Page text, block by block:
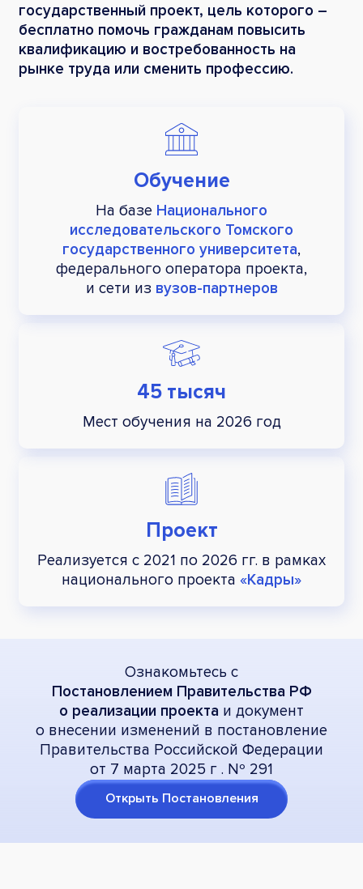
государственный проект, цель которого –
бесплатно помочь гражданам повысить
квалификацию и востребованность на
рынке труда или сменить профессию.
Обучение
На базе Национального
исследовательского Томского
государственного университета,
федерального оператора проекта,
и сети из вузов-партнеров
45 тысяч
Мест обучения на 2026 год
Проект
Реализуется с 2021 по 2026 гг. в рамках
национального проекта «Кадры»
Ознакомьтесь с
Постановлением Правительства РФ
о реализации проекта и документ
о внесении изменений в постановление
Правительства Российской Федерации
от 7 марта 2025 г . Nº 291
Открыть Постановления